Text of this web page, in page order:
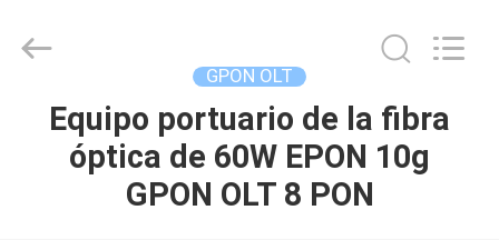
HOGAR
PRODUCTOS
Copyright
fiberonu.com.
GPON OLT
Equipo portuario de la fibra
óptica de 60W EPON 10g
GPON OLT 8 PON